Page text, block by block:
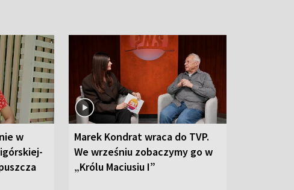
w
Marek Kondrat wraca do TVP.
We wrześniu zobaczymy go w
„Królu Maciusiu I”